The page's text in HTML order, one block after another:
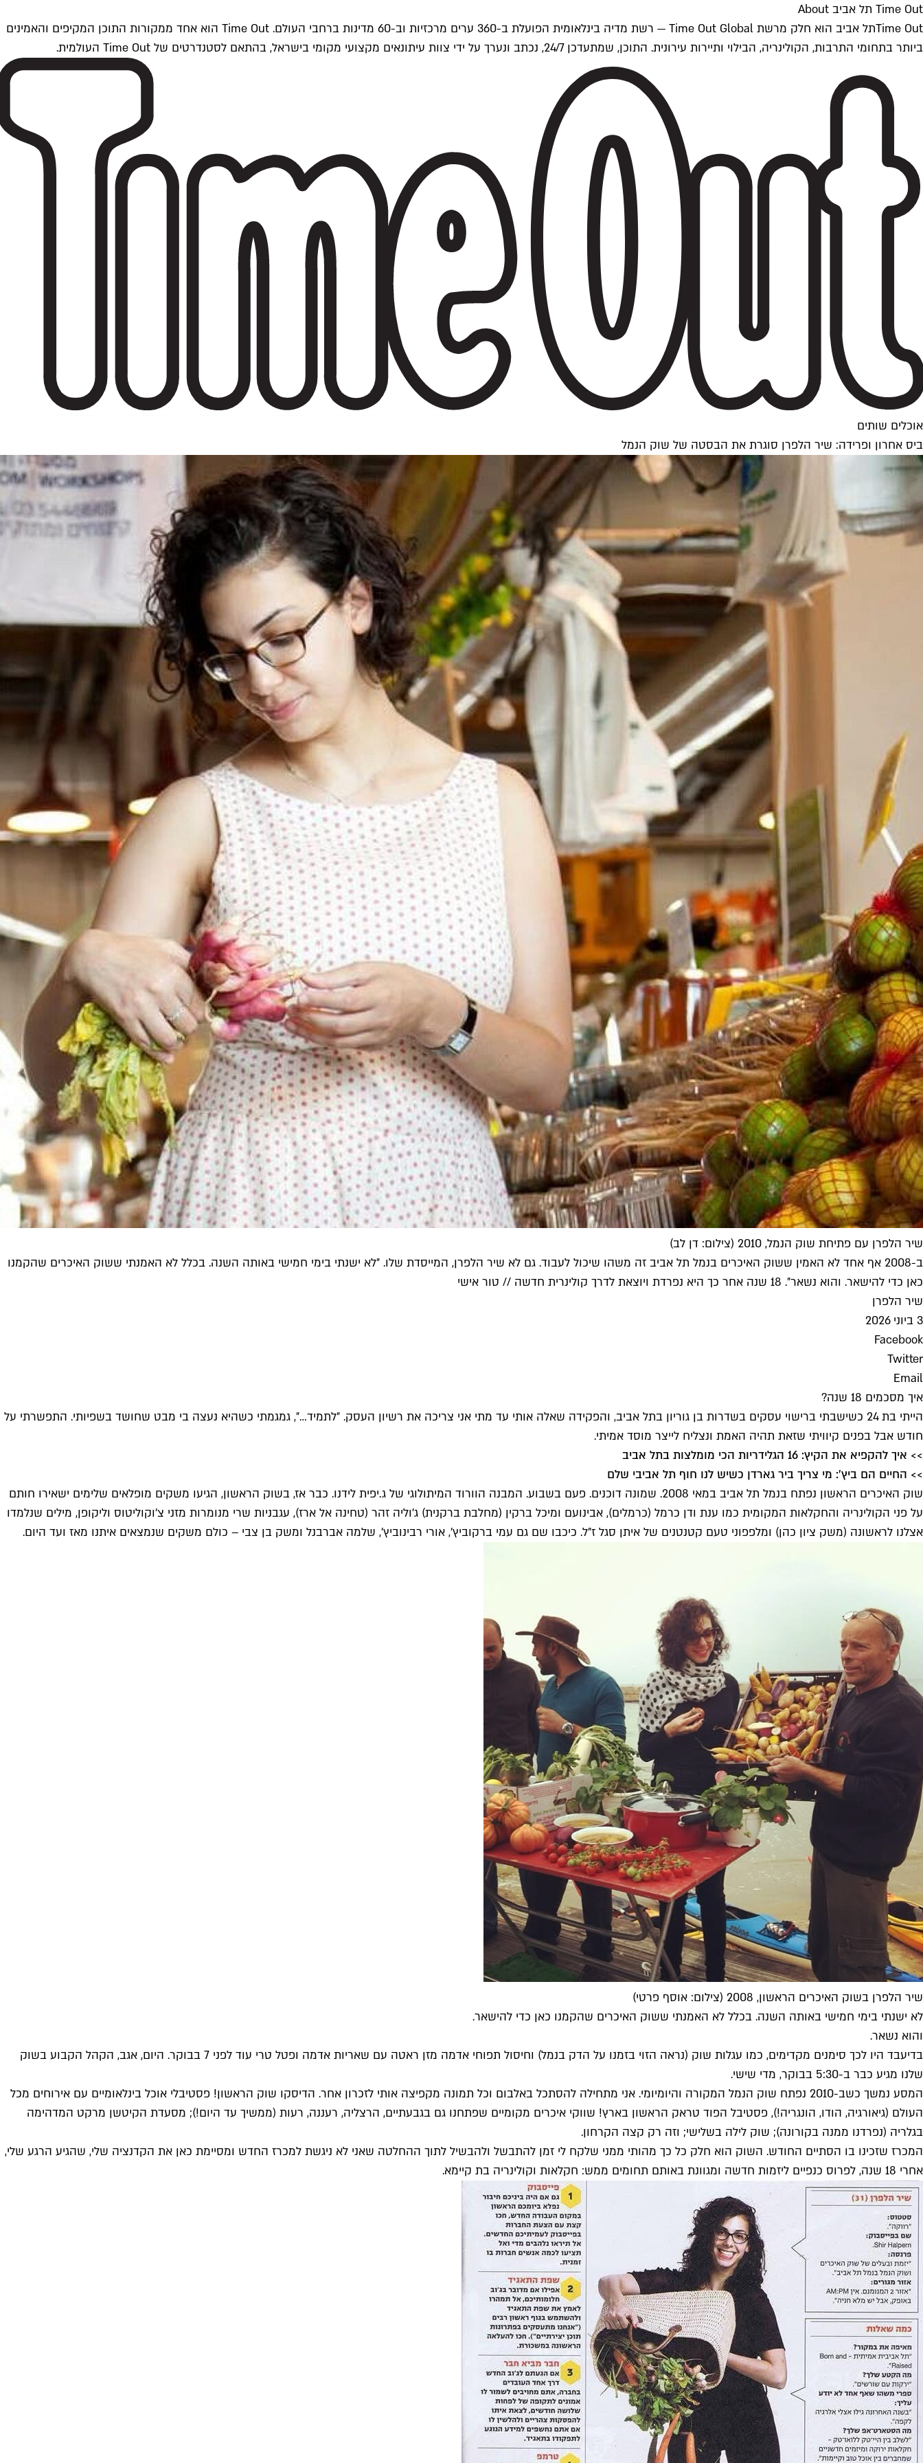
Time Out תל אביב About
Time Outתל אביב הוא חלק מרשת Time Out Global — רשת מדיה בינלאומית הפועלת ב-360 ערים מרכזיות וב-60 מדינות ברחבי העולם. Time Out הוא אחד ממקורות התוכן המקיפים והאמינים
ביותר בתחומי התרבות, הקולינריה, הבילוי ותיירות עירונית. התוכן, שמתעדכן 24/7, נכתב ונערך על ידי צוות עיתונאים מקצועי מקומי בישראל, בהתאם לסטנדרטים של Time Out העולמית.
אוכלים שותים
ביס אחרון ופרידה: שיר הלפרן סוגרת את הבסטה של שוק הנמל
שיר הלפרן עם פתיחת שוק הנמל, 2010 (צילום: דן לב)
ב-2008 אף אחד לא האמין ששוק האיכרים בנמל תל אביב זה משהו שיכול לעבוד. גם לא שיר הלפרן, המייסדת שלו. ״לא ישנתי בימי חמישי באותה השנה. בכלל לא האמנתי ששוק האיכרים שהקמנו
כאן כדי להישאר. והוא נשאר״. 18 שנה אחר כך היא נפרדת ויוצאת לדרך קולינרית חדשה // טור אישי
שיר הלפרן
3 ביוני 2026
Facebook
Twitter
Email
איך מסכמים 18 שנה?
הייתי בת 24 כשישבתי ברישוי עסקים בשדרות בן גוריון בתל אביב, והפקידה שאלה אותי עד מתי אני צריכה את רשיון העסק. ״לתמיד…״, גמגמתי כשהיא נעצה בי מבט שחושד בשפיותי. התפשרתי על
חודש אבל בפנים קיוויתי שזאת תהיה האמת ונצליח לייצר מוסד אמיתי.
>> איך להקפיא את הקיץ: 16 הגלידריות הכי מומלצות בתל אביב
>> החיים הם ביץ': מי צריך ביר גארדן כשיש לנו חוף תל אביבי שלם
שוק האיכרים הראשון נפתח בנמל תל אביב במאי 2008. שמונה דוכנים. פעם בשבוע. המבנה הוורוד המיתולוגי של ג.יפית לידנו. כבר אז, בשוק הראשון, הגיעו משקים מופלאים שלימים ישאירו חותם
על פני הקולינריה והחקלאות המקומית כמו ענת ודן כרמל (כרמלים), אבינועם ומיכל ברקין (מחלבת ברקנית) ג׳וליה זהר (טחינה אל ארז), עגבניות שרי מנומרות מזני צ׳וקוליטוס וליקופן, מילים שנלמדו
אצלנו לראשונה (משק ציון כהן) ומלפפוני טעם קטנטנים של איתן סגל ז״ל. כיכבו שם גם עמי ברקוביץ׳, אורי רבינוביץ׳, שלמה אברבנל ומשק בן צבי – כולם משקים שנמצאים איתנו מאז ועד היום.
שיר הלפרן בשוק האיכרים הראשון, 2008 (צילום: אוסף פרטי)
לא ישנתי בימי חמישי באותה השנה. בכלל לא האמנתי ששוק האיכרים שהקמנו כאן כדי להישאר.
והוא נשאר.
בדיעבד היו לכך סימנים מקדימים, כמו עגלות שוק (נראה הזוי בזמנו על הדק בנמל) וחיסול תפוחי אדמה מזן ראטה עם שאריות אדמה ופטל טרי עוד לפני 7 בבוקר. היום, אגב, הקהל הקבוע בשוק
שלנו מגיע כבר ב-5:30 בבוקר, מדי שישי.
המסע נמשך כשב-2010 נפתח שוק הנמל המקורה והיומיומי. אני מתחילה להסתכל באלבום וכל תמונה מקפיצה אותי לזכרון אחר. הדיסקו שוק הראשון! פסטיבלי אוכל בינלאומיים עם אירוחים מכל
העולם (גיאורגיה, הודו, הונגריה!), פסטיבל הפוד טראק הראשון בארץ! שווקי איכרים מקומיים שפתחנו גם בגבעתיים, הרצליה, רעננה, רעות (ממשיך עד היום!); מסעדת הקיטשן מרקט המדהימה
בגלריה (נפרדנו ממנה בקורונה); שוק לילה בשלישי; וזה רק קצה הקרחון.
המכרז שזכינו בו הסתיים החודש. השוק הוא חלק כל כך מהותי ממני שלקח לי זמן להתבשל ולהבשיל לתוך ההחלטה שאני לא ניגשת למכרז החדש ומסיימת כאן את הקדנציה שלי, שהגיע הרגע שלי,
אחרי 18 שנה, לפרוס כנפיים ליזמות חדשה ומגוונת באותם תחומים ממש: חקלאות וקולינריה בת קיימא.